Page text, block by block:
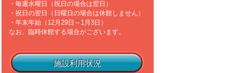
・毎週水曜日（祝日の場合は翌日）
・祝日の翌日（日曜日の場合は休館しません）
・年末年始（12月29日～1月3日）
なお、臨時休館する場合がございます。
施設利用状況